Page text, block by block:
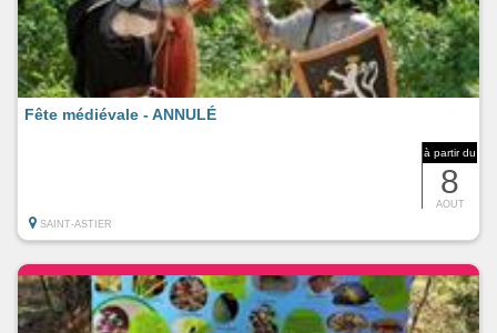
à partir du
8
AOUT
Fête médiévale - ANNULÉ
SAINT-ASTIER